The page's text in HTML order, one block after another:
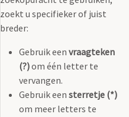
zoekt u specifieker of juist
breder:
Gebruik een vraagteken
(?)om één letter te
vervangen.
Gebruik een sterretje (*)
om meer letters te